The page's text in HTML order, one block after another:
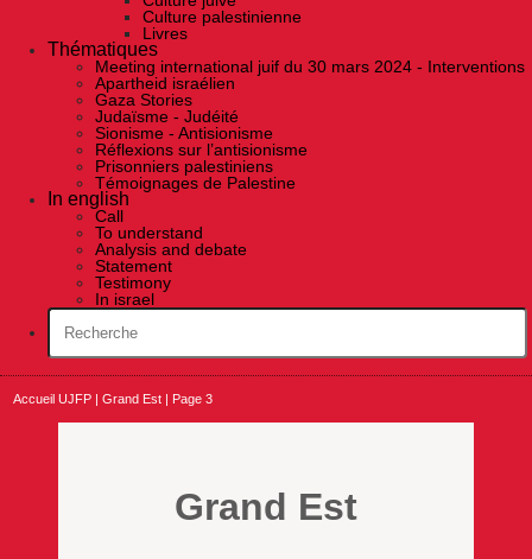
Culture palestinienne
Livres
Thématiques
Meeting international juif du 30 mars 2024 - Interventions
Apartheid israélien
Gaza Stories
Judaïsme - Judéité
Sionisme - Antisionisme
Réflexions sur l’antisionisme
Prisonniers palestiniens
Témoignages de Palestine
In english
Call
To understand
Analysis and debate
Statement
Testimony
In israel
Accueil UJFP |Grand Est Page 3
Grand Est